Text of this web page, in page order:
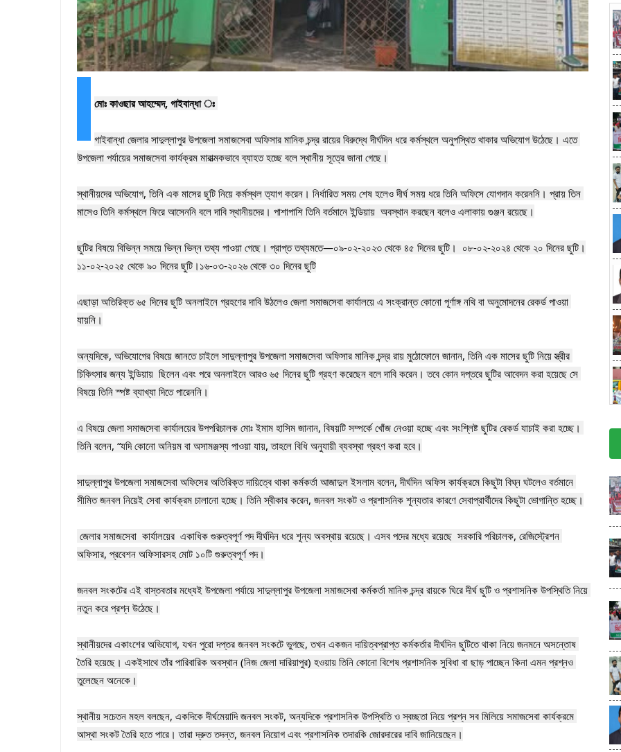
‎মোঃ কাওছার আহম্মেদ, গাইবান্ধা ঃ
‎গাইবান্ধা জেলার সাদুল্লাপুর উপজেলা সমাজসেবা অফিসার মানিক চন্দ্র রায়ের বিরুদ্ধে দীর্ঘদিন ধরে কর্মস্থলে অনুপস্থিত থাকার অভিযোগ উঠেছে। এতে
উপজেলা পর্যায়ের সমাজসেবা কার্যক্রম মারাত্মকভাবে ব্যাহত হচ্ছে বলে স্থানীয় সূত্রে জানা গেছে।
‎স্থানীয়দের অভিযোগ, তিনি এক মাসের ছুটি নিয়ে কর্মস্থল ত্যাগ করেন। নির্ধারিত সময় শেষ হলেও দীর্ঘ সময় ধরে তিনি অফিসে যোগদান করেননি। প্রায় তিন
মাসেও তিনি কর্মস্থলে ফিরে আসেননি বলে দাবি স্থানীয়দের। পাশাপাশি তিনি বর্তমানে ইন্ডিয়ায়  অবস্থান করছেন বলেও এলাকায় গুঞ্জন রয়েছে।
‎ছুটির বিষয়ে বিভিন্ন সময়ে ভিন্ন ভিন্ন তথ্য পাওয়া গেছে। প্রাপ্ত তথ্যমতে—০৯-০২-২০২৩ থেকে ৪৫ দিনের ছুটি।  ০৮-০২-২০২৪ থেকে ২০ দিনের ছুটি।
‎১১-০২-২০২৫ থেকে ৯০ দিনের ছুটি।১৬-০৩-২০২৬ থেকে ৩০ দিনের ছুটি
‎এছাড়া অতিরিক্ত ৬৫ দিনের ছুটি অনলাইনে গ্রহণের দাবি উঠলেও জেলা সমাজসেবা কার্যালয়ে এ সংক্রান্ত কোনো পূর্ণাঙ্গ নথি বা অনুমোদনের রেকর্ড পাওয়া
যায়নি।
‎অন্যদিকে, অভিযোগের বিষয়ে জানতে চাইলে সাদুল্লাপুর উপজেলা সমাজসেবা অফিসার মানিক চন্দ্র রায় মুঠোফোনে জানান, তিনি এক মাসের ছুটি নিয়ে স্ত্রীর
চিকিৎসার জন্য ইন্ডিয়ায়  ছিলেন এবং পরে অনলাইনে আরও ৬৫ দিনের ছুটি গ্রহণ করেছেন বলে দাবি করেন। তবে কোন দপ্তরে ছুটির আবেদন করা হয়েছে সে
বিষয়ে তিনি স্পষ্ট ব্যাখ্যা দিতে পারেননি।
‎এ বিষয়ে জেলা সমাজসেবা কার্যালয়ের উপপরিচালক মোঃ ইমাম হাসিম জানান, বিষয়টি সম্পর্কে খোঁজ নেওয়া হচ্ছে এবং সংশ্লিষ্ট ছুটির রেকর্ড যাচাই করা হচ্ছে।
তিনি বলেন, “যদি কোনো অনিয়ম বা অসামঞ্জস্য পাওয়া যায়, তাহলে বিধি অনুযায়ী ব্যবস্থা গ্রহণ করা হবে।
‎সাদুল্লাপুর উপজেলা সমাজসেবা অফিসের অতিরিক্ত দায়িত্বে থাকা কর্মকর্তা আজাদুল ইসলাম বলেন, দীর্ঘদিন অফিস কার্যক্রমে কিছুটা বিঘ্ন ঘটলেও বর্তমানে
সীমিত জনবল নিয়েই সেবা কার্যক্রম চালানো হচ্ছে। তিনি স্বীকার করেন, জনবল সংকট ও প্রশাসনিক শূন্যতার কারণে সেবাপ্রার্থীদের কিছুটা ভোগান্তি হচ্ছে।
‎ জেলার সমাজসেবা  কার্যালয়ের  একাধিক গুরুত্বপূর্ণ পদ দীর্ঘদিন ধরে শূন্য অবস্থায় রয়েছে। এসব পদের মধ্যে রয়েছে  সরকারি পরিচালক, রেজিস্ট্রেশন
অফিসার, প্রবেশন অফিসারসহ মোট ১০টি গুরুত্বপূর্ণ পদ।
‎জনবল সংকটের এই বাস্তবতার মধ্যেই উপজেলা পর্যায়ে সাদুল্লাপুর উপজেলা সমাজসেবা কর্মকর্তা মানিক চন্দ্র রায়কে ঘিরে দীর্ঘ ছুটি ও প্রশাসনিক উপস্থিতি নিয়ে
নতুন করে প্রশ্ন উঠেছে।
‎স্থানীয়দের একাংশের অভিযোগ, যখন পুরো দপ্তর জনবল সংকটে ভুগছে, তখন একজন দায়িত্বপ্রাপ্ত কর্মকর্তার দীর্ঘদিন ছুটিতে থাকা নিয়ে জনমনে অসন্তোষ
তৈরি হয়েছে। একইসাথে তাঁর পারিবারিক অবস্থান (নিজ জেলা দারিয়াপুর) হওয়ায় তিনি কোনো বিশেষ প্রশাসনিক সুবিধা বা ছাড় পাচ্ছেন কিনা এমন প্রশ্নও
তুলেছেন অনেকে।
‎স্থানীয় সচেতন মহল বলছেন, একদিকে দীর্ঘমেয়াদি জনবল সংকট, অন্যদিকে প্রশাসনিক উপস্থিতি ও স্বচ্ছতা নিয়ে প্রশ্ন সব মিলিয়ে সমাজসেবা কার্যক্রমে
আস্থা সংকট তৈরি হতে পারে। তারা দ্রুত তদন্ত, জনবল নিয়োগ এবং প্রশাসনিক তদারকি জোরদারের দাবি জানিয়েছেন।